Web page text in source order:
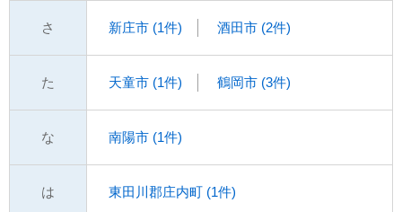
さ 新庄市 (1件) 酒田市 (2件)
た 天童市 (1件) 鶴岡市 (3件)
な 南陽市 (1件)
は 東田川郡庄内町 (1件)